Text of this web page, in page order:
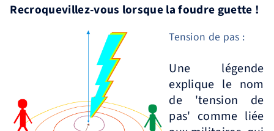
Recroquevillez-vous lorsque la foudre guette !
Tension de pas :
Une légende
explique le nom
de 'tension de
pas' comme liée